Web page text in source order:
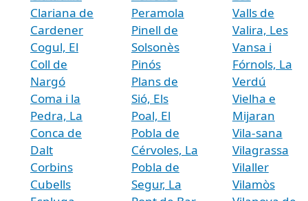
Clariana de
Cardener
Cogul, El
Coll de
Nargó
Coma i la
Pedra, La
Conca de
Dalt
Corbins
Cubells
Peramola
Pinell de
Solsonès
Pinós
Plans de
Sió, Els
Poal, El
Pobla de
Cérvoles, La
Pobla de
Segur, La
Valls de
Valira, Les
Vansa i
Fórnols, La
Verdú
Vielha e
Mijaran
Vila-sana
Vilagrassa
Vilaller
Vilamòs